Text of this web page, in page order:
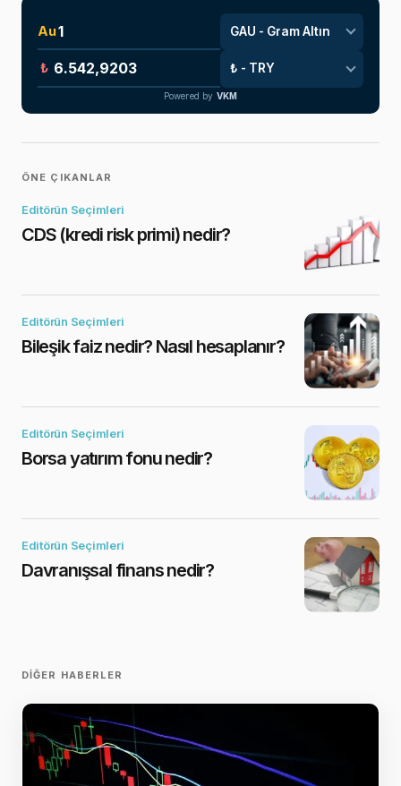
Au
₺
Powered by VKM
ÖNE ÇIKANLAR
Editörün Seçimleri
CDS (kredi risk primi) nedir?
Editörün Seçimleri
Bileşik faiz nedir? Nasıl hesaplanır?
Editörün Seçimleri
Borsa yatırım fonu nedir?
Editörün Seçimleri
Davranışsal finans nedir?
DIĞER HABERLER